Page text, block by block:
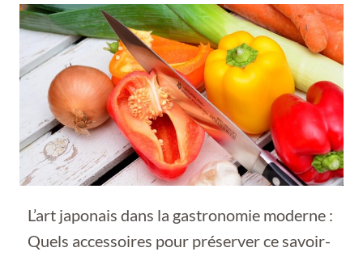
L’art japonais dans la gastronomie moderne :
Quels accessoires pour préserver ce savoir-